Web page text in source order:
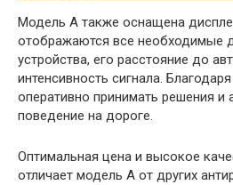
Модель A также оснащена
отображаются все необходимые
устройства, его расстояние до
интенсивность сигнала.
оперативно принимать решения и
поведение на дороге.
Оптимальная цена и высокое
отличает модель A от других